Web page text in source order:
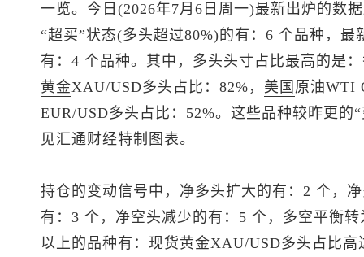
一览。今日(2026年7月6日周一)最新出炉的数
“超买”状态(多头超过80%)的有：6 个品种，
有：4 个品种。其中，多头头寸占比最高的是
黄金XAU/USD多头占比：82%， 美国 原油WTI
EUR/USD多头占比：52%。这些品种较昨更的
见汇通财经特制图表。
持仓的变动信号中，净多头扩大的有：2 个，
有：3 个，净空头减少的有：5 个，多空平衡
以上的品种有： 现货黄金XAU/USD多头占比